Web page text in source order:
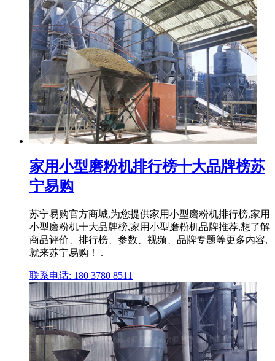
家用小型磨粉机排行榜十大品牌榜苏
宁易购
苏宁易购官方商城,为您提供家用小型磨粉机排行榜,家用
小型磨粉机十大品牌榜,家用小型磨粉机品牌推荐,想了解
商品评价、排行榜、参数、视频、品牌专题等更多内容,
就来苏宁易购！ .
联系电话: 180 3780 8511